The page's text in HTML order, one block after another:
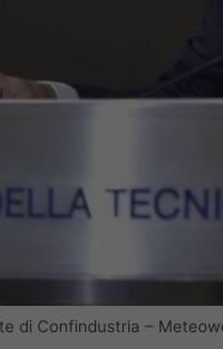
di Confindustria –